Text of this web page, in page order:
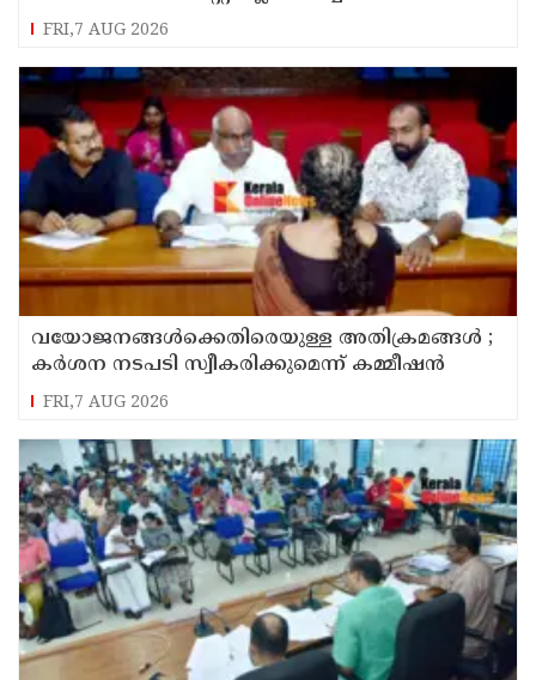
സമർപ്പിക്കും : ടി ഒ മോഹനൻ എം എൽ എ
FRI,7 AUG 2026
വയോജനങ്ങൾക്കെതിരെയുള്ള അതിക്രമങ്ങൾ ;
കർശന നടപടി സ്വീകരിക്കുമെന്ന് കമ്മീഷൻ
FRI,7 AUG 2026